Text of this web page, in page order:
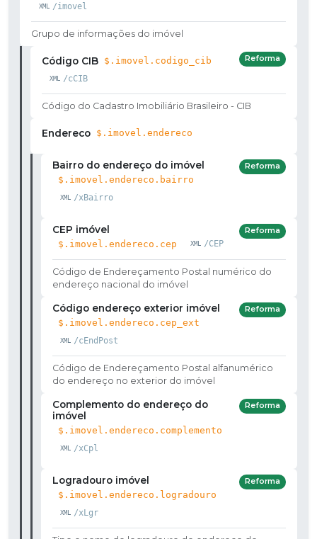
/imovel
Grupo de informações do imóvel
Código CIB $.imovel.codigo_cib
/cCIB
Reforma
Código do Cadastro Imobiliário Brasileiro - CIB
Endereco $.imovel.endereco
Bairro do endereço do imóvel
$.imovel.endereco.bairro
/xBairro
Reforma
CEP imóvel
$.imovel.endereco.cep /CEP
Reforma
Código de Endereçamento Postal numérico do
endereço nacional do imóvel
Código endereço exterior imóvel
$.imovel.endereco.cep_ext
/cEndPost
Reforma
Código de Endereçamento Postal alfanumérico
do endereço no exterior do imóvel
Complemento do endereço do
imóvel
$.imovel.endereco.complemento
/xCpl
Reforma
Logradouro imóvel
$.imovel.endereco.logradouro
/xLgr
Reforma